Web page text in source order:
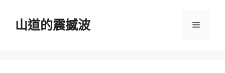
山道的震撼波 選